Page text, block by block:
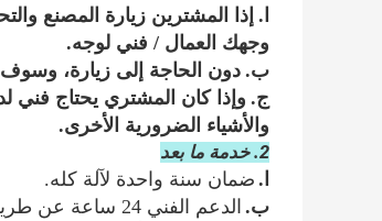
ا. إذا المشترين زيارة المصنع
وجهك العمال / فني لوجه.
ب. دون الحاجة إلى زيارة،
ج. وإذا كان المشتري يحتاج فني
والأشياء الضرورية الأخرى.
2. خدمة ما بعد
ا. ضمان سنة واحدة لآلة كله.
ب. الدعم الفني 24 ساعة عن طريق البريد الإلكتروني أو الدعوة